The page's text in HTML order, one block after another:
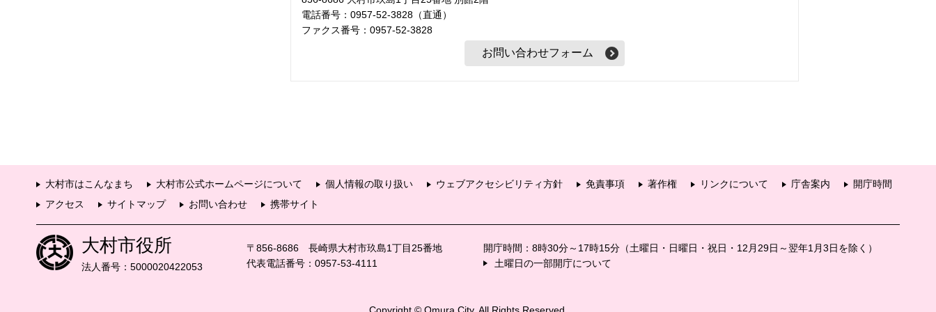
電話番号：0957-52-3828（直通）
ファクス番号：0957-52-3828
大村市はこんなまち 大村市公式ホームページについて 個人情報の取り扱い ウェブアクセシビリティ方針 免責事項 著作権 リンクについて 庁舎案内
開庁時間
アクセス
サイトマップ お問い合わせ 携帯サイト
大村市役所
法人番号：5000020422053
〒856-8686 長崎県大村市玖島1丁目25番地
代表電話番号：0957-53-4111
開庁時間：8時30分～17時15分（土曜日・日曜日・祝日・12月29日～翌年1月3日を除く）
土曜日の一部開庁について